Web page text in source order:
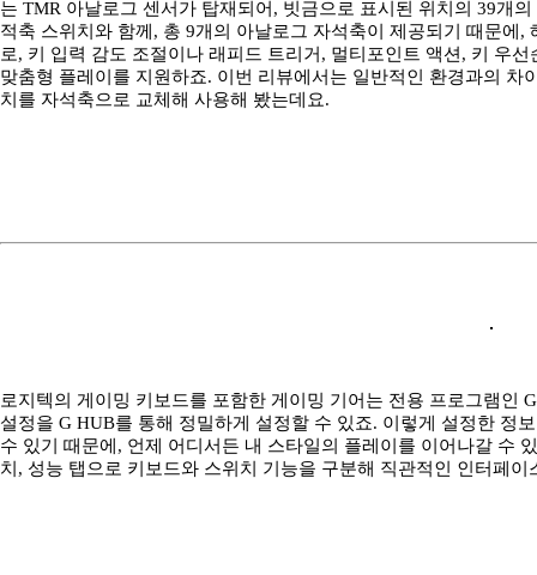
는 TMR 아날로그 센서가 탑재되어, 빗금으로 표시된 위치의 39개
적축 스위치와 함께, 총 9개의 아날로그 자석축이 제공되기 때문에
로, 키 입력 감도 조절이나 래피드 트리거, 멀티포인트 액션, 키 우
맞춤형 플레이를 지원하죠. 이번 리뷰에서는 일반적인 환경과의
치를 자석축으로 교체해 사용해 봤는데요.
로지텍의 게이밍 키보드를 포함한 게이밍 기어는 전용 프로그램인
설정을 G HUB를 통해 정밀하게 설정할 수 있죠. 이렇게 설정한 정
수 있기 때문에, 언제 어디서든 내 스타일의 플레이를 이어나갈 수
치, 성능 탭으로 키보드와 스위치 기능을 구분해 직관적인 인터페